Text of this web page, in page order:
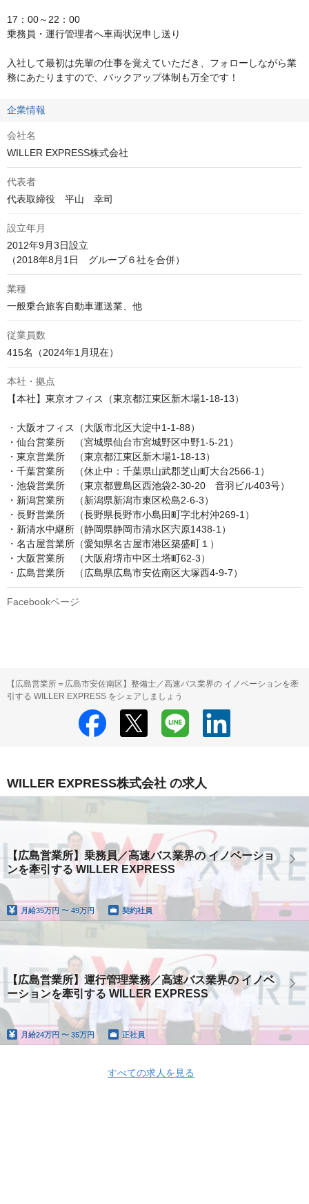
17：00～22：00
乗務員・運行管理者へ車両状況申し送り
⼊社して最初は先輩の仕事を覚えていただき、フォローしながら業
務にあたりますので、バックアップ体制も万全です！
企業情報
会社名
WILLER EXPRESS株式会社
代表者
代表取締役　平山　幸司
設立年月
2012年9月3日設立
業種
一般乗合旅客自動車運送業、他
従業員数
415名（2024年1月現在）
本社・拠点
【本社】東京オフィス（東京都江東区新木場1-18-13）
・大阪オフィス（大阪市北区大淀中1-1-88）
・仙台営業所　（宮城県仙台市宮城野区中野1-5-21）
・東京営業所　（東京都江東区新木場1-18-13）
・千葉営業所　（休止中：千葉県山武郡芝山町大台2566-1）
・池袋営業所　（東京都豊島区西池袋2-30-20　音羽ビル403号）
・新潟営業所　（新潟県新潟市東区松島2-6-3）
・長野営業所　（長野県長野市小島田町字北村沖269-1）
・新清水中継所（静岡県静岡市清水区宍原1438-1）
・名古屋営業所（愛知県名古屋市港区築盛町１）
・大阪営業所　（大阪府堺市中区土塔町62-3）
・広島営業所　（広島県広島市安佐南区大塚西4-9-7）
Facebookページ
【広島営業所＝広島市安佐南区】整備士／高速バス業界の イノベーションを牽
引する WILLER EXPRESS をシェアしましょう
WILLER EXPRESS株式会社 の求人
【広島営業所】乗務員／高速バス業界の イノベーショ
ンを牽引する WILLER EXPRESS
月給35万円 〜 49万円 契約社員
【広島営業所】運行管理業務／高速バス業界の イノベ
ーションを牽引する WILLER EXPRESS
月給24万円 〜 35万円 正社員
すべての求人を見る